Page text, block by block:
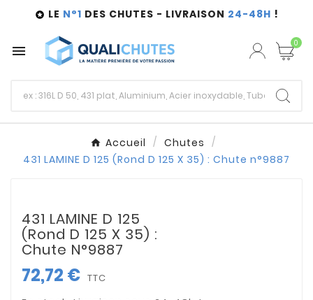
 LE N°1 DES CHUTES - LIVRAISON 24-48H !
 0
Accueil
Chutes
431 LAMINE D 125 (Rond D 125 X 35) : Chute n°9887
431 LAMINE D 125
(Rond D 125 X 35) :
Chute N°9887
72,72 € TTC